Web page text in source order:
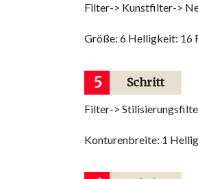
Filter-> Kunstfilter->
Größe: 6 Helligkeit: 16
5 Schritt
Filter->
Konturenbreite: 1